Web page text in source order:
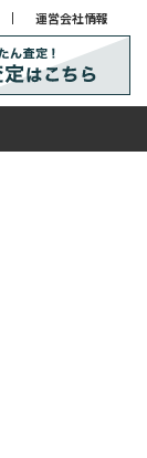
運営会社情報